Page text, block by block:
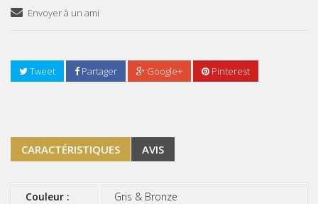
Envoyer à un ami
Tweet Partager Google+ Pinterest
CARACTÉRISTIQUES AVIS
Couleur : Gris & Bronze